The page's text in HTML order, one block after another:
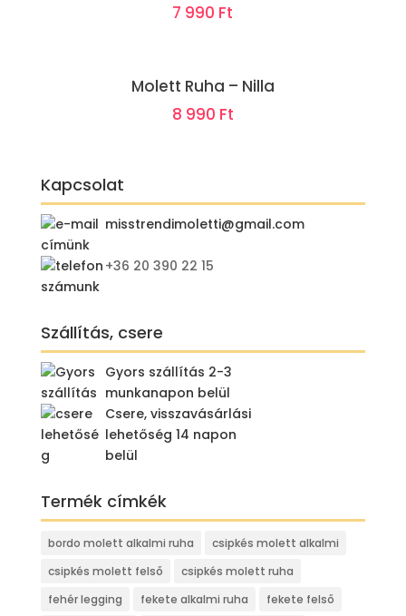
7 990 Ft
Molett Ruha – Nilla
8 990 Ft
Kapcsolat
misstrendimoletti@gmail.com
+36 20 390 22 15
Szállítás, csere
Gyors szállítás 2-3
munkanapon belül
Csere, visszavásárlási
lehetőség 14 napon
belül
Termék címkék
bordo molett alkalmi ruha
csipkés molett alkalmi
csipkés molett felső
csipkés molett ruha
fehér legging
fekete alkalmi ruha
fekete felső